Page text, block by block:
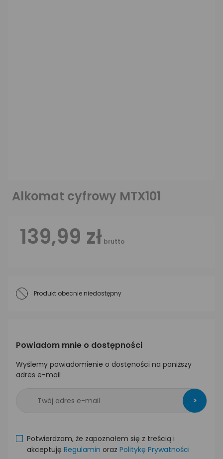
Alkomat cyfrowy MTX101
139,99 zł brutto
Produkt obecnie niedostępny
Powiadom mnie o dostępności
Wyślemy powiadomienie o dostęności na poniższy
adres e-mail
>
Potwierdzam, że zapoznałem się z treścią i
akceptuję Regulamin oraz Politykę Prywatności